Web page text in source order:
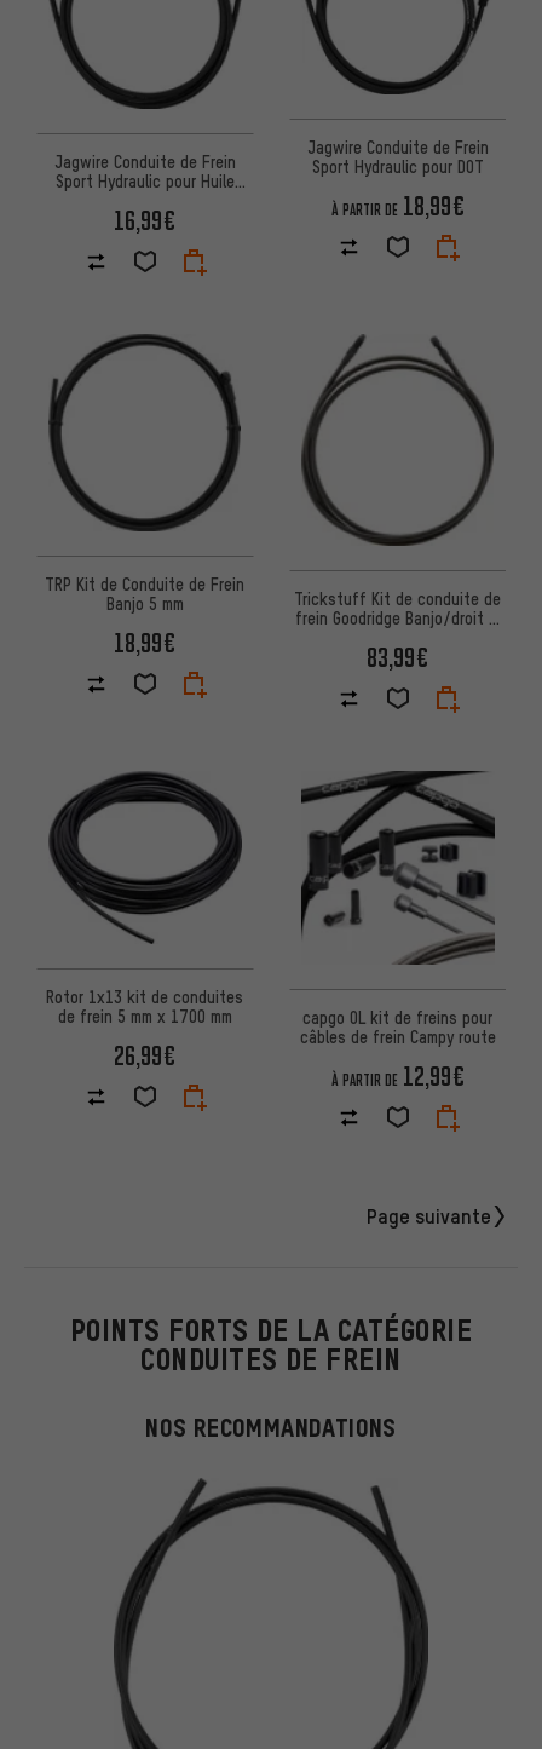
Jagwire Conduite de Frein
Sport Hydraulic pour Huile
16,99€
Jagwire Conduite de Frein
Sport Hydraulic pour DOT
À PARTIR DE 18,99€
TRP Kit de Conduite de Frein
Banjo 5 mm
18,99€
Trickstuff Kit de conduite de
frein Goodridge Banjo/droit p.
83,99€
Rotor 1x13 kit de conduites
de frein 5 mm x 1700 mm
26,99€
capgo OL kit de freins pour
câbles de frein Campy route
À PARTIR DE 12,99€
Page suivante
POINTS FORTS DE LA CATÉGORIE
CONDUITES DE FREIN
NOS RECOMMANDATIONS